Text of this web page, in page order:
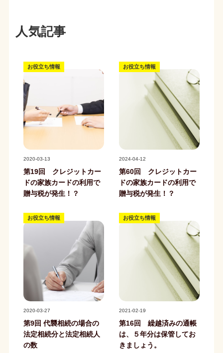
人気記事
お役立ち情報
2020-03-13
第19回 クレジットカー
ドの家族カードの利用で
贈与税が発生！？
お役立ち情報
2024-04-12
第60回 クレジットカー
ドの家族カードの利用で
贈与税が発生！？
お役立ち情報
2020-03-27
第9回 代襲相続の場合の
法定相続分と法定相続人
の数
お役立ち情報
2021-02-19
第16回 繰越済みの通帳
は、５年分は保管してお
きましょう。